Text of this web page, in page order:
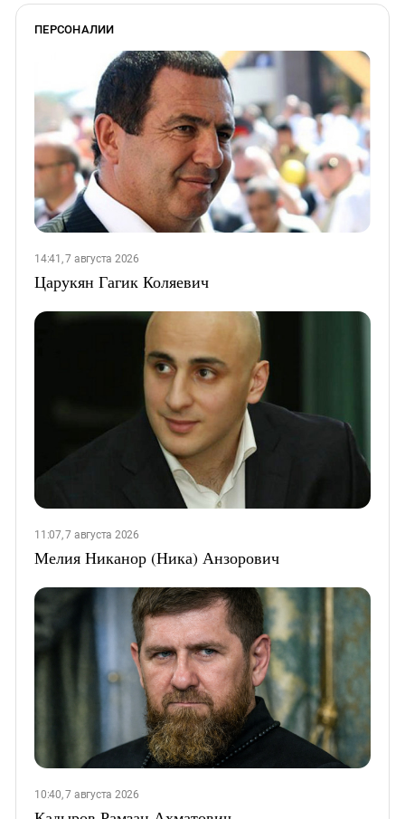
ПЕРСОНАЛИИ
14:41, 7 августа 2026
Царукян Гагик Коляевич
11:07, 7 августа 2026
Мелия Никанор (Ника) Анзорович
10:40, 7 августа 2026